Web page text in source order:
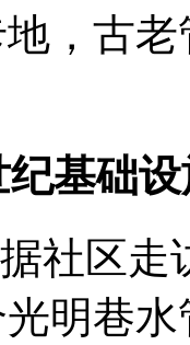
，古
基础
社区走
明巷